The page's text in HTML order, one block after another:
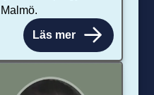
Läs mer